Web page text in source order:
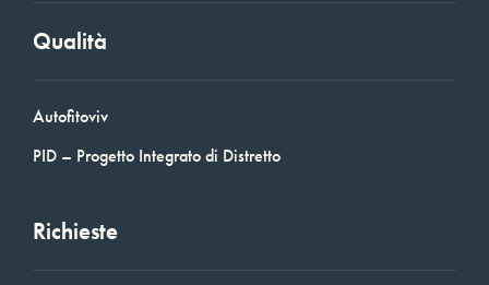
Qualità
Autofitoviv
PID – Progetto Integrato di Distretto
Richieste